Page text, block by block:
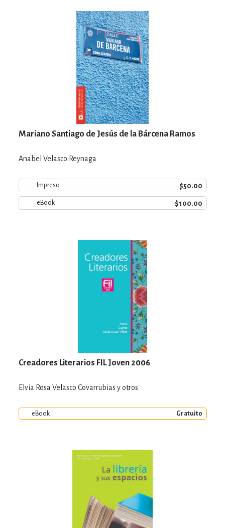
Mariano Santiago de Jesús de la Bárcena Ramos
Anabel Velasco Reynaga
Impreso $50.00
eBook $100.00
Creadores Literarios FIL Joven 2006
Elvia Rosa Velasco Covarrubias y otros
eBook Gratuito